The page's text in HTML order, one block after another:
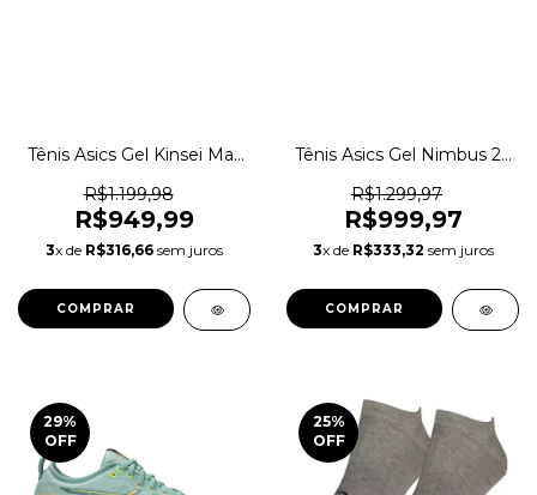
Tênis Asics Gel Kinsei Max
Caminhada Original
1magnus
R$1.199,98
R$949,99
3x de R$316,66 sem juros
COMPRAR
Tênis Asics Gel Nimbus 26
1magnus
R$1.299,97
R$999,97
3x de R$333,32 sem juros
COMPRAR
29%
OFF
25%
OFF